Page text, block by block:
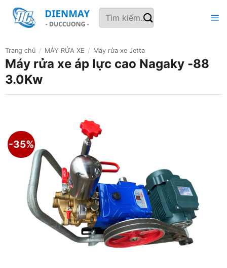
qua
Tìm
kiếm:
Trang chủ / MÁY RỬA XE / Máy rửa xe Jetta
Máy rửa xe áp lực cao Nagaky -88
3.0Kw
-35%